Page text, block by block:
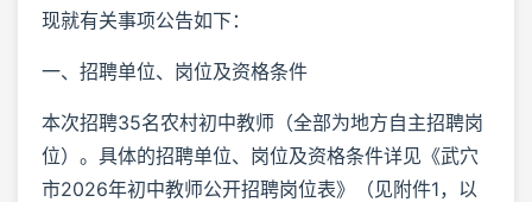
现就有关事项公告如下：
一、招聘单位、岗位及资格条件
本次招聘35名农村初中教师（全部为地方自主招聘岗
位）。具体的招聘单位、岗位及资格条件详见《武穴
市2026年初中教师公开招聘岗位表》（见附件1，以